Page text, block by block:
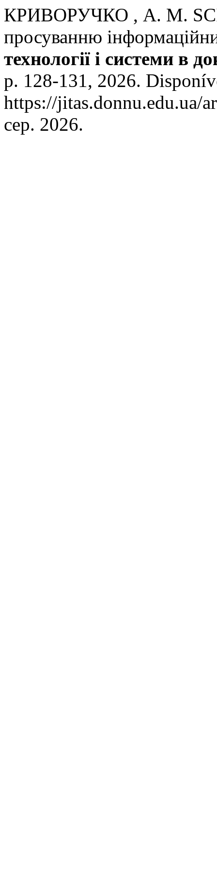
КРИВОРУЧКО , А. М.
просуванню
технології і системи в
p. 128-131, 2026.
https://jitas.donnu.edu.ua/
сер. 2026.